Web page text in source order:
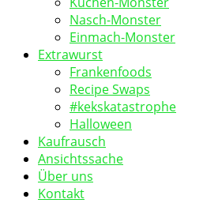
Nasch-Monster
Einmach-Monster
Extrawurst
Frankenfoods
Recipe Swaps
#kekskatastrophe
Halloween
Kaufrausch
Ansichtssache
Über uns
Kontakt